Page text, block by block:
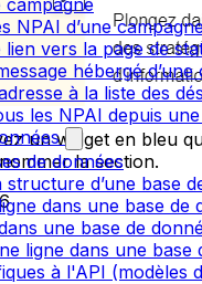
NPAI d’une
vers la page de
hébergé d’une
à la liste des
les NPAI depuis
de données
d’une base
dans une base de
une base de
ligne dans une base
à l'API (modèles
un widget en bleu
la section.